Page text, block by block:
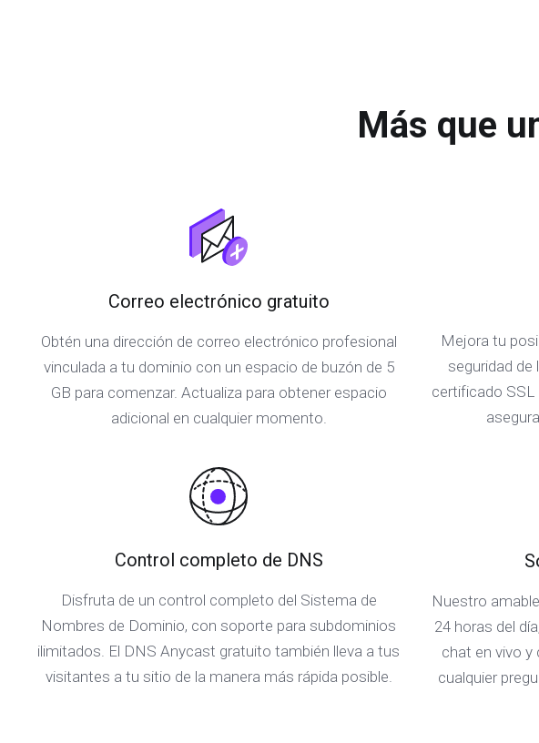
Más que
Correo electrónico gratuito
Obtén una dirección de correo electrónico profesional
vinculada a tu dominio con un espacio de buzón de 5
GB para comenzar. Actualiza para obtener espacio
adicional en cualquier momento.
Mejora tu
seguridad
certificado SSL
Control completo de DNS
Disfruta de un control completo del Sistema de
Nombres de Dominio, con soporte para subdominios
ilimitados. El DNS Anycast gratuito también lleva a tus
visitantes a tu sitio de la manera más rápida posible.
Nuestro
24 horas del
chat en vivo y
cualquier